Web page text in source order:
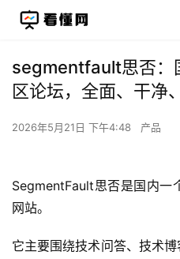
segmentfault思否：
区论坛，全面、干净
2026年5月21日 下午4:48 产品
SegmentFault思否是国内一
网站。
它主要围绕技术问答、技术